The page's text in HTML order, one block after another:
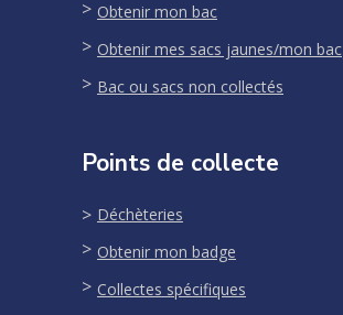
Obtenir mon bac
Obtenir mes sacs jaunes/mon bac
Bac ou sacs non collectés
Points de collecte
Déchèteries
Obtenir mon badge
Collectes spécifiques